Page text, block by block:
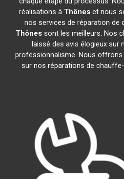
réalisations à Thôneset nous
nos services de réparation de
Thônessont les meilleurs. Nos
laissé des avis élogieux sur
professionnalisme. Nous offrons
sur nos réparations de